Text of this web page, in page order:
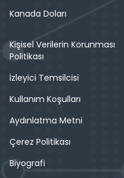
Kanada Doları
Kişisel Verilerin Korunması
Politikası
İzleyici Temsilcisi
Kullanım Koşulları
Aydınlatma Metni
Çerez Politikası
Biyografi